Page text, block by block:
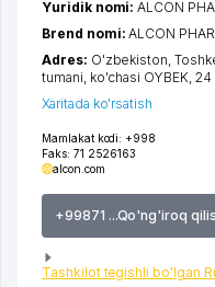
Mamlakat kodi: +998
Faks: 71 2526163
alcon.com
+99871 ...Qo'ng'iroq
Tashkilot tegishli bo'lgan
Yuridik nomi:ALCON
Brend nomi:ALCON
Adres: O'zbekiston,
tumani ko'chasi OYBEK , 24
Xaritada ko'rsatish